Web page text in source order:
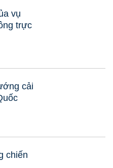
vụ
trực
cải
chiến